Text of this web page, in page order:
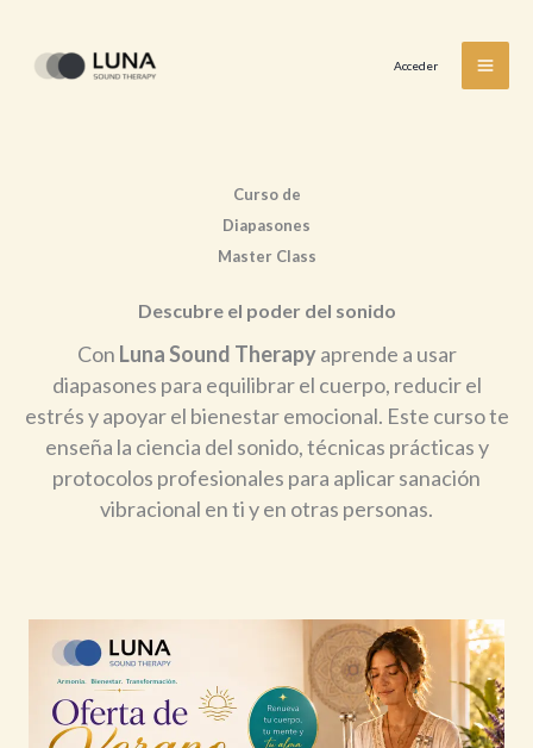
contenido
Acceder
Curso de
Diapasones
Master Class
Descubre el poder del sonido
Con Luna Sound Therapyaprende a usar
diapasones para equilibrar el cuerpo, reducir el
estrés y apoyar el bienestar emocional. Este curso te
enseña la ciencia del sonido, técnicas prácticas y
protocolos profesionales para aplicar sanación
vibracional en ti y en otras personas.